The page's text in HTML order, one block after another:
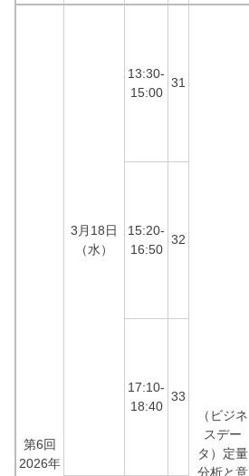
第6回
2026年
3月18日
（水）
13:30-
15:00
31
（ビジネ
スデー
タ）定量
分析と意
15:20-
16:50
32
17:10-
18:40
33